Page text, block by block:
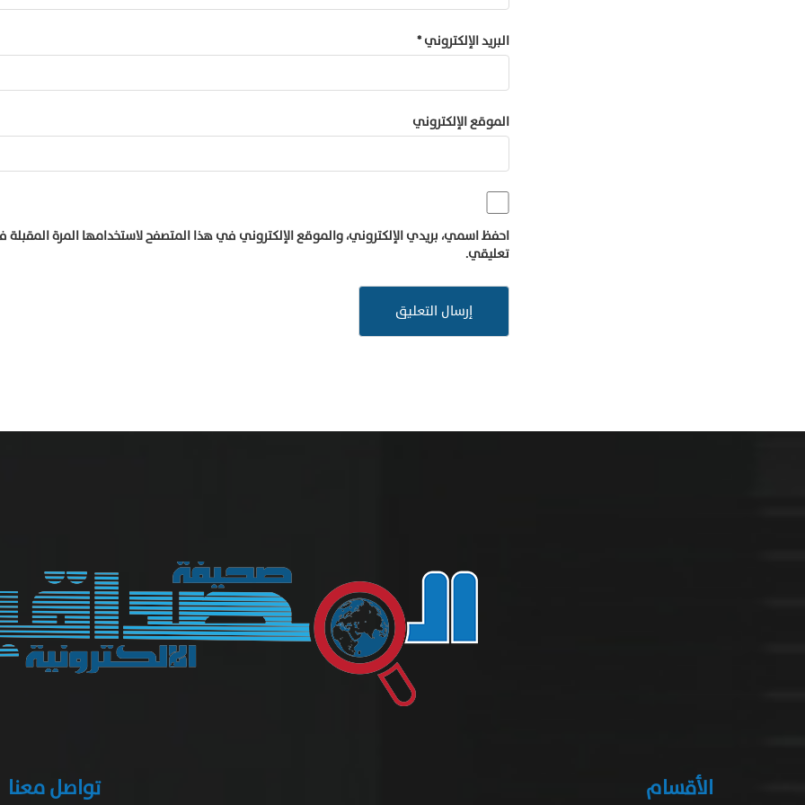
البريد الإلكتروني*
الموقع الإلكتروني
احفظ اسمي، بريدي الإلكتروني، والموقع الإلكتروني في هذا المتصفح لاستخدامها المرة
تعليقي.
الأقسام تواصل معنا